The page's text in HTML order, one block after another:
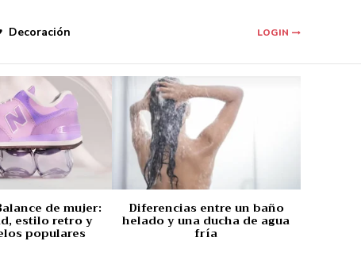
Decoración LOGIN
de mujer:
estilo retro y
populares
Diferencias entre un baño
helado y una ducha de agua
fría